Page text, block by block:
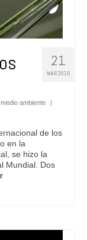
21
MAR 2016
ambiente
|
de los
en la
se hizo la
Mundial. Dos